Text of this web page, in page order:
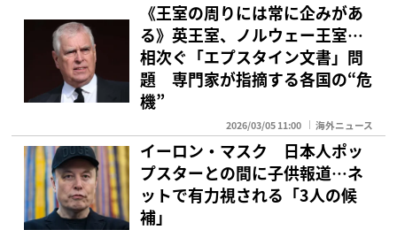
《王室の周りには常に企みがあ
る》英王室、ノルウェー王室…
相次ぐ「エプスタイン文書」問
題 専門家が指摘する各国の“危
機”
2026/03/05 11:00 海外ニュース
イーロン・マスク 日本人ポッ
プスターとの間に子供報道…ネ
ットで有力視される「3人の候
補」